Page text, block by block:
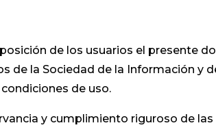
de los usuarios el presente
de la Sociedad de la Información y
de uso.
y cumplimiento riguroso de